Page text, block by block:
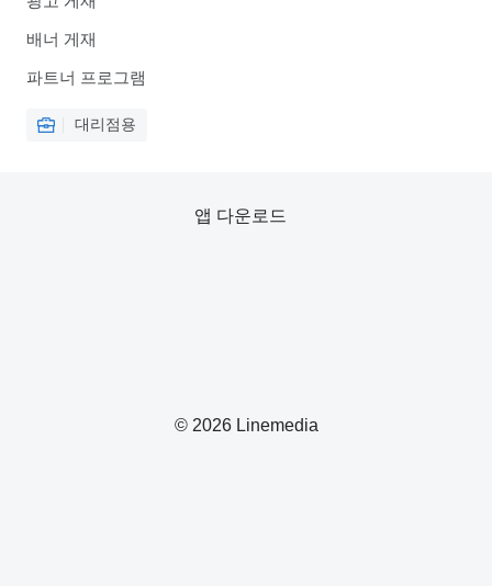
배너 게재
파트너 프로그램
대리점용
© 2026 Linemedia
앱 다운로드